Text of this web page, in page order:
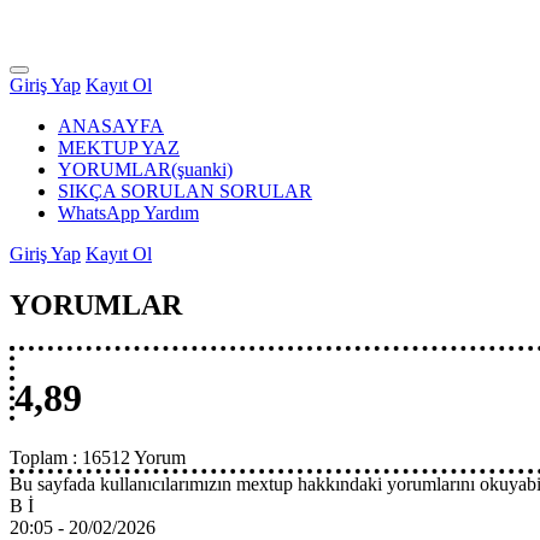
Giriş Yap Kayıt Ol
ANASAYFA
MEKTUP YAZ
YORUMLAR(şuanki)
SIKÇA SORULAN SORULAR
WhatsApp Yardım
Giriş Yap Kayıt Ol
YORUMLAR
4,89
Toplam : 16512 Yorum
Bu sayfada kullanıcılarımızın mextup hakkındaki yorumlarını
B İ
20:05 - 20/02/2026